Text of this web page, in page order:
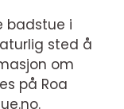
badstue i
sted å
om
på Roa